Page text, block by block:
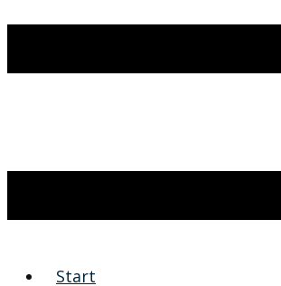
Start